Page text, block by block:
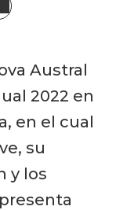
Austral
2022 en
en el cual
su
y los